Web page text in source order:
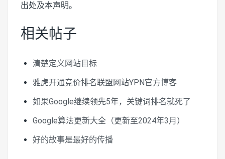
出处及本声明。
相关帖子
清楚定义网站目标
雅虎开通竞价排名联盟网站YPN官方博客
如果Google继续领先5年，关键词排名就死了
Google算法更新大全（更新至2024年3月）
好的故事是最好的传播